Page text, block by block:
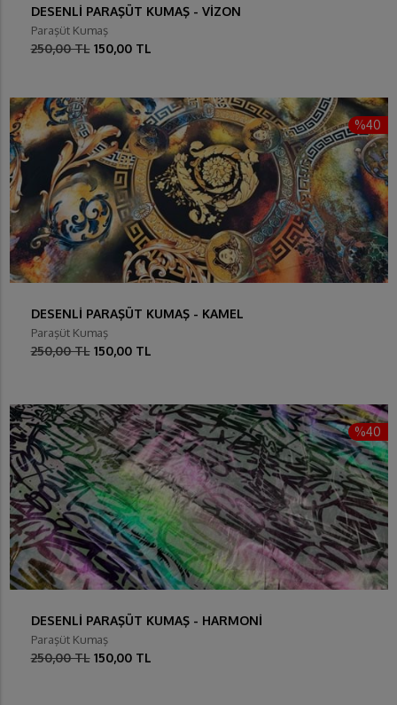
DESENLİ PARAŞÜT KUMAŞ - VİZON
Paraşüt Kumaş
250,00 TL 150,00 TL
%40
DESENLİ PARAŞÜT KUMAŞ - KAMEL
Paraşüt Kumaş
250,00 TL 150,00 TL
%40
DESENLİ PARAŞÜT KUMAŞ - HARMONİ
Paraşüt Kumaş
250,00 TL 150,00 TL